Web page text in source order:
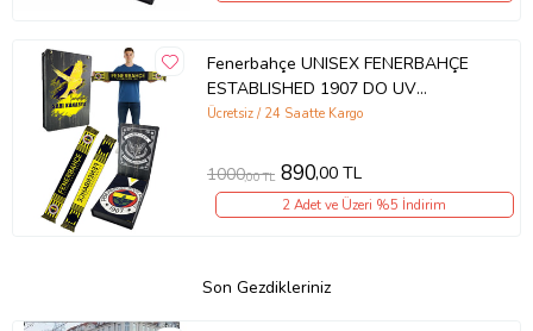
Fenerbahçe UNISEX FENERBAHÇE
ESTABLISHED 1907 DO UV
Hediyelik Kutu (Sarı-Lacivert)
Ücretsiz / 24 Saatte Kargo
1000,00 TL 890,00 TL
2 Adet ve Üzeri %5 İndirim
Son Gezdikleriniz